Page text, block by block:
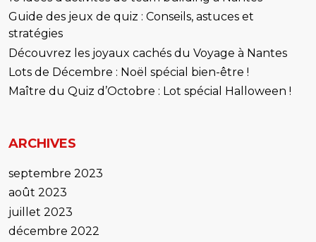
Guide des jeux de quiz : Conseils, astuces et
stratégies
Découvrez les joyaux cachés du Voyage à Nantes
Lots de Décembre : Noël spécial bien-être !
Maître du Quiz d’Octobre : Lot spécial Halloween !
ARCHIVES
septembre 2023
août 2023
juillet 2023
décembre 2022